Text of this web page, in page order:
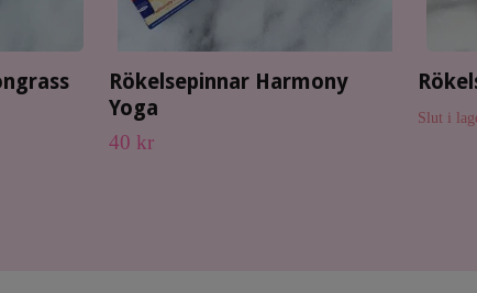
Rökelsepinnar Harmony
Yoga
40 kr
Slut i